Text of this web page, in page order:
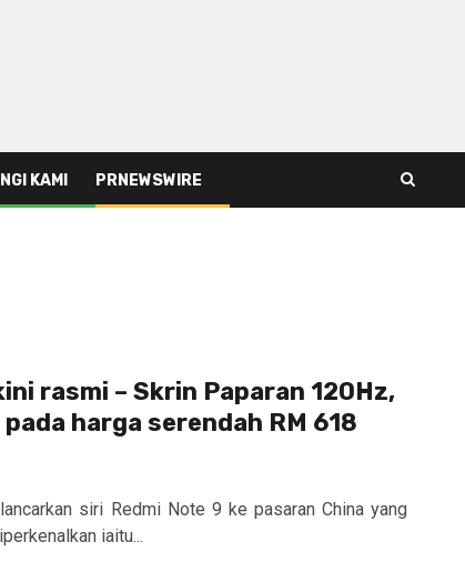
KAMI PRNEWSWIRE
rasmi – Skrin Paparan 120Hz,
harga serendah RM 618
siri Redmi Note 9 ke pasaran China yang
iaitu...